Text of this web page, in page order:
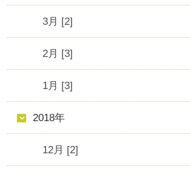
3月 [2]
2月 [3]
1月 [3]
2018年
12月 [2]